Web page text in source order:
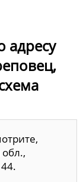
адресу
обл.,